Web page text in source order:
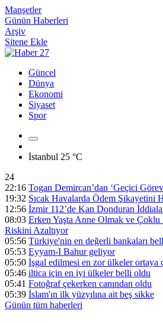
Manşetler
Günün Haberleri
Arşiv
Sitene Ekle
Güncel
Dünya
Ekonomi
Siyaset
Spor
İstanbul 25 °C
24
22:16 Togan Demircan’dan ‘Geçici
19:32 Sıcak Havalarda Ödem Şikayetini
12:56 İzmir 112’de Kan Donduran
08:03 Erken Yaşta Anne Olmak ve
Riskini Azaltıyor
05:56 Türkiye'nin en değerli bankaları
05:53 Eyyam-I Bahur geliyor
05:50 İşgal edilmesi en zor ülkeler ortaya
05:46 iltica için en iyi ülkeler belli oldu
05:41 Fotoğraf çekerken canından oldu
05:39 İslam'ın ilk yüzyılına ait beş sikke
Günün tüm haberleri